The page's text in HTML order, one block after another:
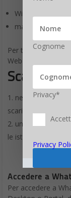
anni
editoriale della
anni al Gruppo
responsabile di